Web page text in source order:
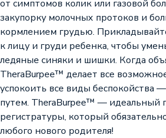
от симптомов колик или газовой
закупорку молочных протоков и
кормлением грудью.
к лицу и груди ребенка, чтобы
ледяные синяки и шишки. Когда
TheraBurpee™ делает все
успокоить все виды беспокойства
путем. TheraBurpee™ — идеальный
регистратуры, который
любого нового родителя!